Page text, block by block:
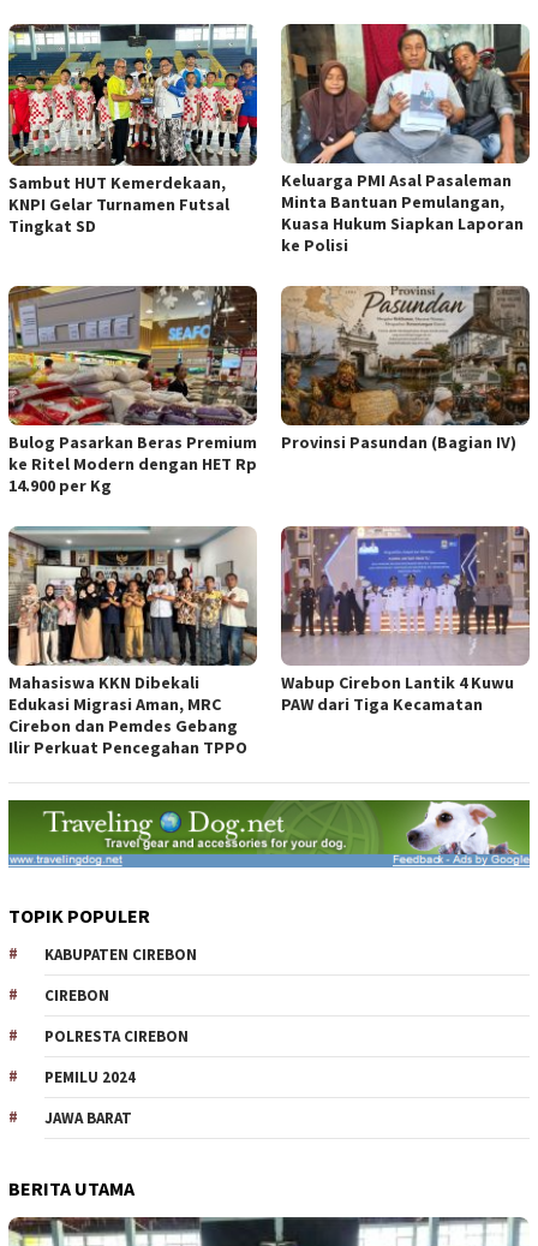
Sambut HUT Kemerdekaan,
KNPI Gelar Turnamen Futsal
Tingkat SD
Keluarga PMI Asal Pasaleman
Minta Bantuan Pemulangan,
Kuasa Hukum Siapkan Laporan
ke Polisi
Bulog Pasarkan Beras Premium
ke Ritel Modern dengan HET Rp
14.900 per Kg
Provinsi Pasundan (Bagian IV)
Mahasiswa KKN Dibekali
Edukasi Migrasi Aman, MRC
Cirebon dan Pemdes Gebang
Ilir Perkuat Pencegahan TPPO
Wabup Cirebon Lantik 4 Kuwu
PAW dari Tiga Kecamatan
TOPIK POPULER
KABUPATEN CIREBON
CIREBON
POLRESTA CIREBON
PEMILU 2024
JAWA BARAT
BERITA UTAMA